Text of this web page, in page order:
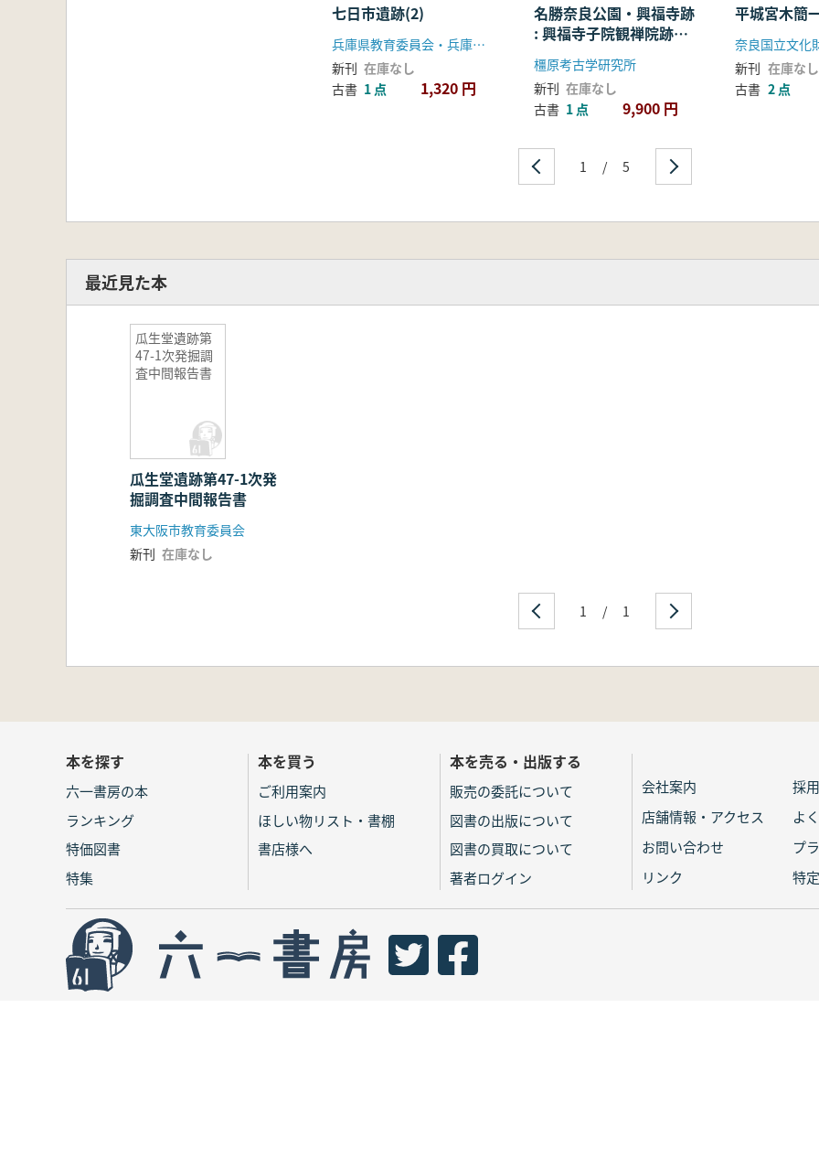
七日市遺跡(2)
兵庫県教育委員会・兵庫県社会文化協会
新刊 在庫なし
古書 1 点 1,320 円
名勝奈良公園・興福寺跡
: 興福寺子院観禅院跡の
調査
橿原考古学研究所
新刊 在庫なし
古書 1 点 9,900 円
平城宮木簡
奈良国立文化
新刊 在庫なし
古書 2 点
1 / 5
最近見た本
瓜生堂遺跡第
47-1次発掘調
査中間報告書
瓜生堂遺跡第47-1次発
掘調査中間報告書
東大阪市教育委員会
新刊 在庫なし
1 / 1
本を探す
六一書房の本
ランキング
特価図書
特集
本を買う
ご利用案内
ほしい物リスト・書棚
書店様へ
本を売る・出版する
販売の委託について
図書の出版について
図書の買取について
著者ログイン
会社案内
採
店舗情報・アクセス
よ
お問い合わせ
プ
リンク
特